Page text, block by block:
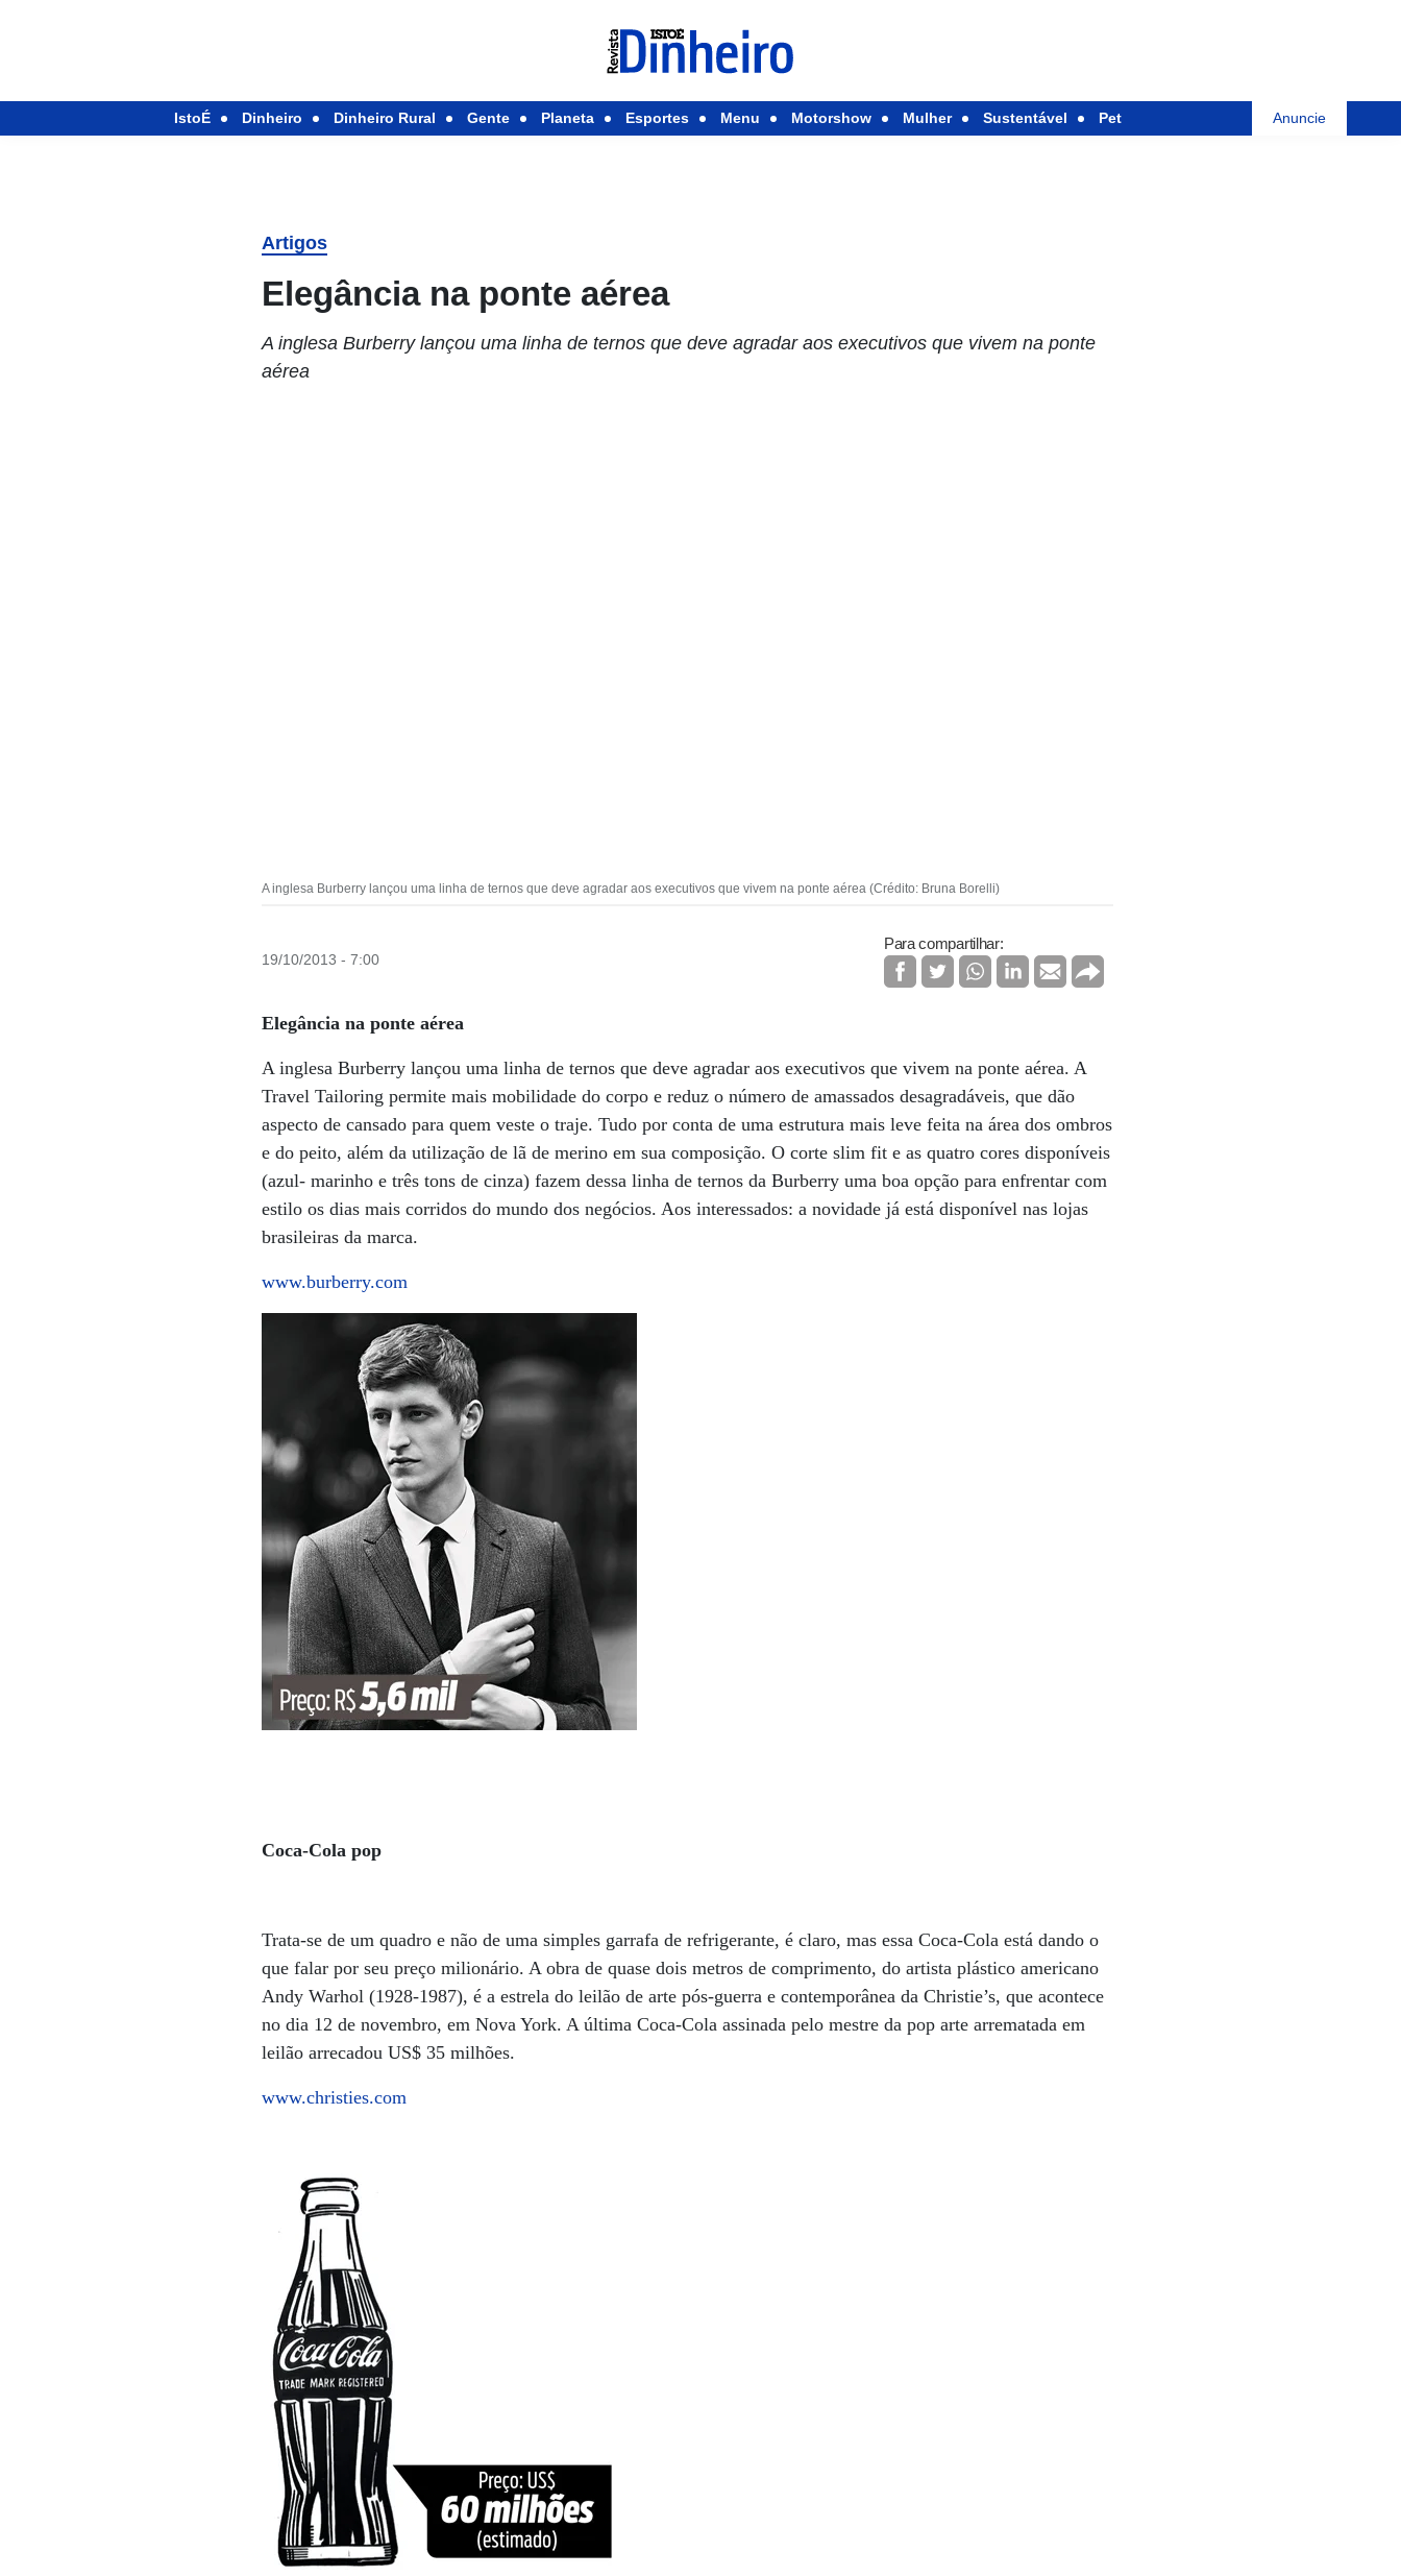
IstoÉ Dinheiro Dinheiro Rural Gente Planeta Esportes Menu Motorshow Mulher Sustentável Pet Anuncie
Artigos
Elegância na ponte aérea
A inglesa Burberry lançou uma linha de ternos que deve agradar aos executivos que vivem na ponte
aérea
A inglesa Burberry lançou uma linha de ternos que deve agradar aos executivos que vivem na ponte aérea (Crédito: Bruna Borelli)
19/10/2013 - 7:00
Para compartilhar:
Elegância na ponte aérea
A inglesa Burberry lançou uma linha de ternos que deve agradar aos executivos que vivem na ponte aérea. A
Travel Tailoring permite mais mobilidade do corpo e reduz o número de amassados desagradáveis, que dão
aspecto de cansado para quem veste o traje. Tudo por conta de uma estrutura mais leve feita na área dos ombros
e do peito, além da utilização de lã de merino em sua composição. O corte slim fit e as quatro cores disponíveis
(azul- marinho e três tons de cinza) fazem dessa linha de ternos da Burberry uma boa opção para enfrentar com
estilo os dias mais corridos do mundo dos negócios. Aos interessados: a novidade já está disponível nas lojas
brasileiras da marca.
www.burberry.com
Coca-Cola pop
Trata-se de um quadro e não de uma simples garrafa de refrigerante, é claro, mas essa Coca-Cola está dando o
que falar por seu preço milionário. A obra de quase dois metros de comprimento, do artista plástico americano
Andy Warhol (1928-1987), é a estrela do leilão de arte pós-guerra e contemporânea da Christie’s, que acontece
no dia 12 de novembro, em Nova York. A última Coca-Cola assinada pelo mestre da pop arte arrematada em
leilão arrecadou US$ 35 milhões.
www.christies.com